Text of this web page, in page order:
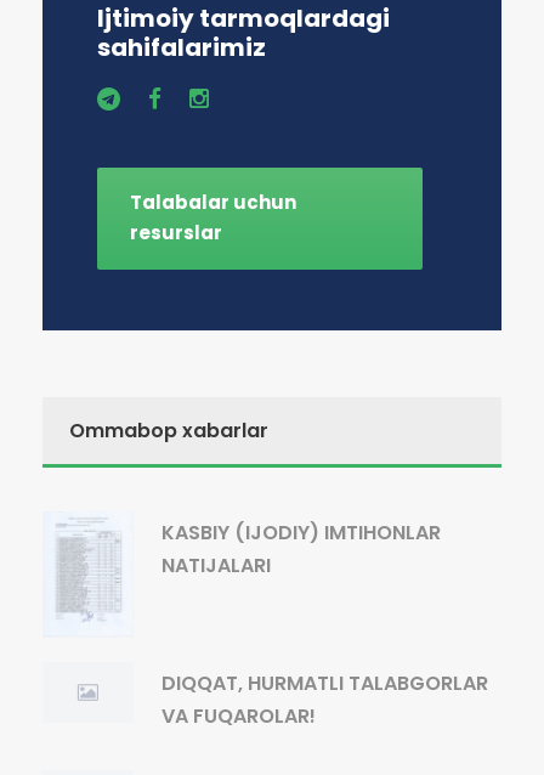
Ijtimoiy tarmoqlardagi
sahifalarimiz
Talabalar uchun
resurslar
Ommabop xabarlar
KASBIY (IJODIY) IMTIHONLAR
NATIJALARI
DIQQAT, HURMATLI TALABGORLAR
VA FUQAROLAR!